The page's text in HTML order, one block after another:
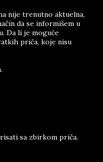
nije trenutno aktuelna,
da se informišem u
Da li je moguće
priča, koje nisu
sa zbirkom priča.